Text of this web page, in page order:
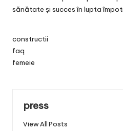
sănătate și succes în lupta
constructii
faq
femeie
press
View All Posts